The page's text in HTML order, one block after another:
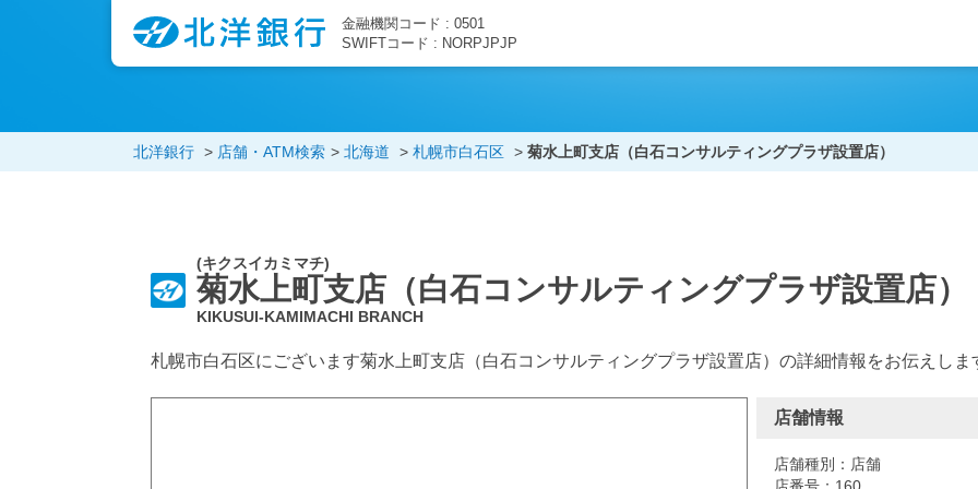
金融機関コード : 0501
SWIFTコード : NORPJPJP
北洋銀行 店舗・ATM検索 北海道 札幌市白石区 菊水上町支店（白石コンサルティングプラザ設置店）
(キクスイカミマチ)
菊水上町支店（白石コンサルティングプラザ設置店）
KIKUSUI-KAMIMACHI BRANCH
札幌市白石区にございます菊水上町支店（白石コンサルティングプラザ設置店）の詳細情報をお伝えしま
店舗情報
店舗種別：店舗